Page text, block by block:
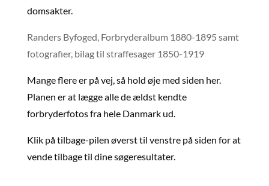
domsakter.
Randers Byfoged, Forbryderalbum 1880-1895 samt
fotografier, bilag til straffesager 1850-1919
Mange flere er på vej, så hold øje med siden her.
Planen er at lægge alle de ældst kendte
forbryderfotos fra hele Danmark ud.
Klik på tilbage-pilen øverst til venstre på siden for at
vende tilbage til dine søgeresultater.